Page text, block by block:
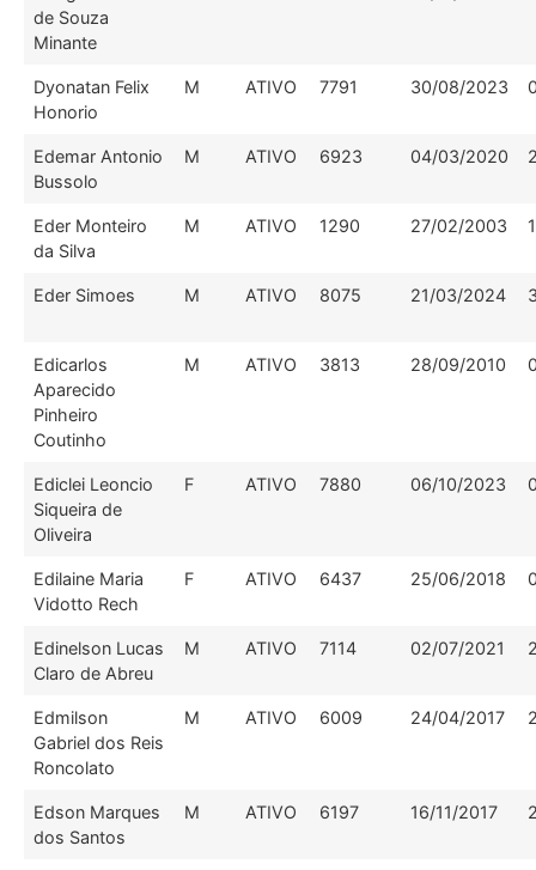
de Souza
Minante
Dyonatan Felix
Honorio
M ATIVO 7791 30/08/2023
Edemar Antonio
Bussolo
M ATIVO 6923 04/03/2020
Eder Monteiro
da Silva
M ATIVO 1290 27/02/2003
Eder Simoes M ATIVO 8075 21/03/2024
Edicarlos
Aparecido
Pinheiro
Coutinho
M ATIVO 3813 28/09/2010
Ediclei Leoncio
Siqueira de
Oliveira
F ATIVO 7880 06/10/2023
Edilaine Maria
Vidotto Rech
F ATIVO 6437 25/06/2018
Edinelson Lucas
Claro de Abreu
M ATIVO 7114 02/07/2021
Edmilson
Gabriel dos Reis
Roncolato
M ATIVO 6009 24/04/2017
Edson Marques
dos Santos
M ATIVO 6197 16/11/2017